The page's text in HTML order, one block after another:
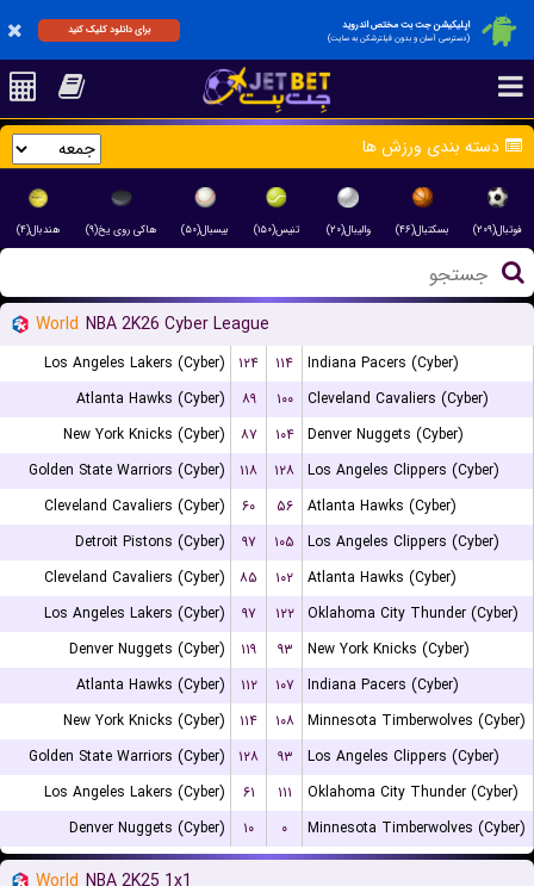
اپلیکیشن جت بت مختص اندروید
(دسترسی آسان و بدون فیلترشکن به سایت)
برای دانلود کلیک کنید
دسته بندی ورزش ها
فوتبال(۲۰۹) بسکتبال(۴۶) والیبال(۲۰) تنیس(۱۵۰) بیسبال(۵۰) هاکی روی یخ(۹) هندبال(۴)
World NBA 2K26 Cyber League
Los Angeles Lakers (Cyber) ۱۲۴ ۱۱۴
Indiana Pacers (Cyber)
Atlanta Hawks (Cyber)
۸۹ ۱۰۰
Cleveland Cavaliers (Cyber)
New York Knicks (Cyber)
۸۷ ۱۰۴
Denver Nuggets (Cyber)
Golden State Warriors (Cyber)
۱۱۸ ۱۲۸ Los Angeles Clippers (Cyber)
Cleveland Cavaliers (Cyber)
۶۰ ۵۶
Atlanta Hawks (Cyber)
Detroit Pistons (Cyber)
۹۷ ۱۰۵
Los Angeles Clippers (Cyber)
Cleveland Cavaliers (Cyber)
۸۵ ۱۰۲
Atlanta Hawks (Cyber)
Los Angeles Lakers (Cyber)
۹۷ ۱۲۲
Oklahoma City Thunder (Cyber)
Denver Nuggets (Cyber)
۱۱۹ ۹۳
New York Knicks (Cyber)
Atlanta Hawks (Cyber)
۱۱۲ ۱۰۷
Indiana Pacers (Cyber)
New York Knicks (Cyber)
۱۱۴ ۱۰۸
Minnesota Timberwolves (Cyber)
Golden State Warriors (Cyber)
۱۲۸ ۹۳
Los Angeles Clippers (Cyber)
Los Angeles Lakers (Cyber)
۶۱ ۱۱۱
Oklahoma City Thunder (Cyber)
Denver Nuggets (Cyber)
۱۰ ۰ Minnesota Timberwolves (Cyber)